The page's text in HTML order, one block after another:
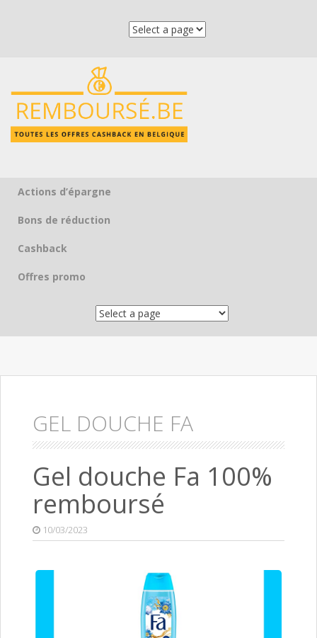
Skip to content
Actions d’épargne
Bons de réduction
Cashback
Offres promo
GEL DOUCHE FA
Gel douche Fa 100%
remboursé
10/03/2023